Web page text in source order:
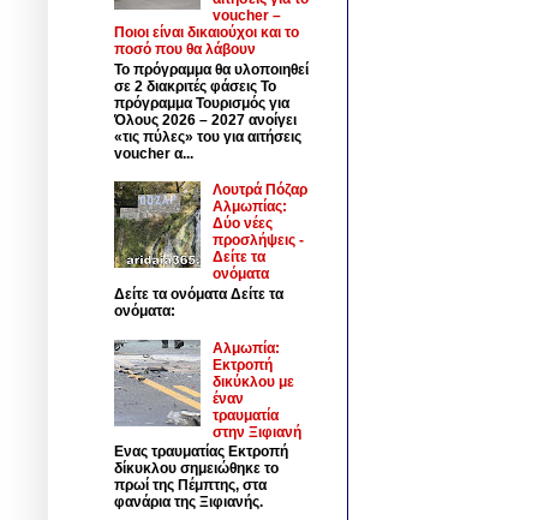
voucher –
Ποιοι είναι δικαιούχοι και το
ποσό που θα λάβουν
Το πρόγραμμα θα υλοποιηθεί
σε 2 διακριτές φάσεις Το
πρόγραμμα Τουρισμός για
Όλους 2026 – 2027 ανοίγει
«τις πύλες» του για αιτήσεις
voucher α...
Λουτρά Πόζαρ
Αλμωπίας:
Δύο νέες
προσλήψεις -
Δείτε τα
ονόματα
Δείτε τα ονόματα Δείτε τα
ονόματα:
Αλμωπία:
Εκτροπή
δικύκλου με
έναν
τραυματία
στην Ξιφιανή
Ενας τραυματίας Εκτροπή
δίκυκλου σημειώθηκε το
πρωί της Πέμπτης, στα
φανάρια της Ξιφιανής.